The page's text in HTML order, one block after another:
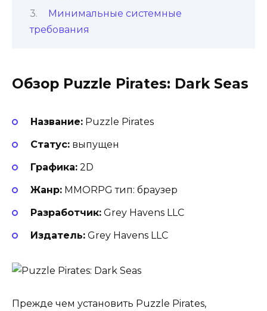
Минимальные системные
требования
Обзор Puzzle Pirates: Dark Seas
Название:Puzzle Pirates
Статус:выпущен
Графика:2D
Жанр:MMORPG тип: браузер
Разработчик:Grey Havens LLC
Издатель:Grey Havens LLC
Прежде чем установить Puzzle Pirates,